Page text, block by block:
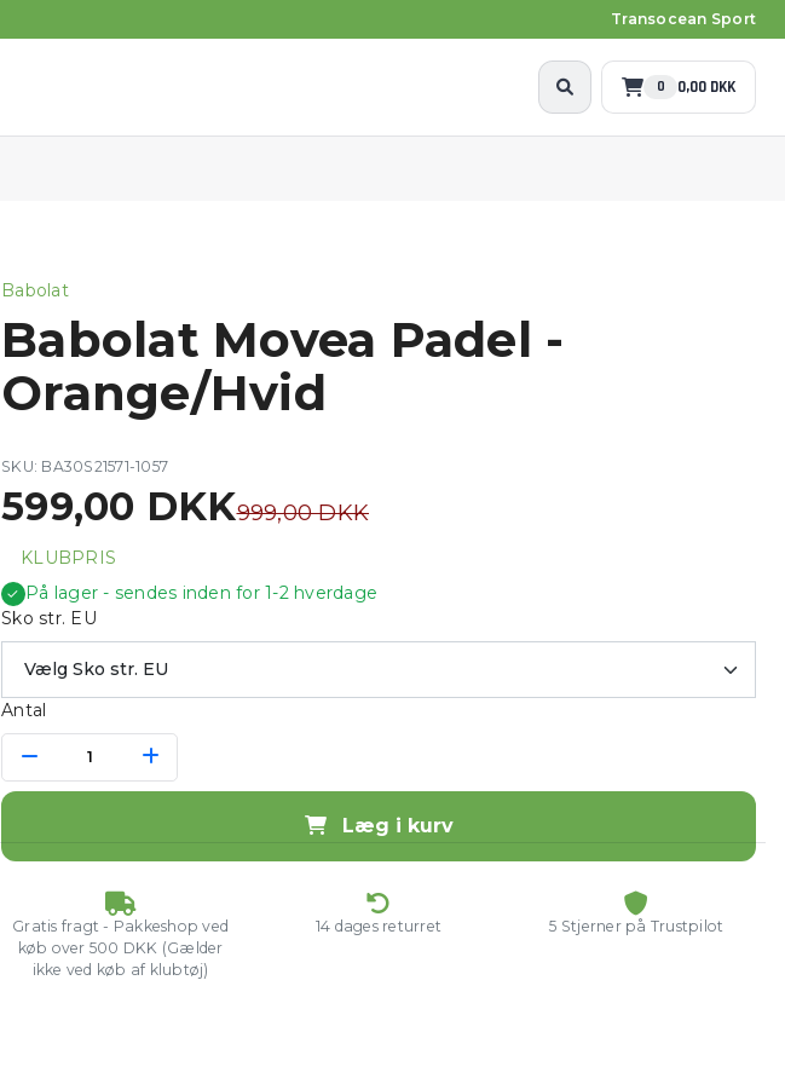
Transocean Sport
0 0,00 DKK
Babolat
Babolat Movea Padel -
Orange/Hvid
SKU: BA30S21571-1057
599,00 DKK999,00 DKK
KLUBPRIS
✓ På lager - sendes inden for 1-2 hverdage
Sko str. EU
Antal
Læg i kurv
Gratis fragt - Pakkeshop ved
køb over 500 DKK (Gælder
ikke ved køb af klubtøj)
14 dages returret 5 Stjerner på Trustpilot